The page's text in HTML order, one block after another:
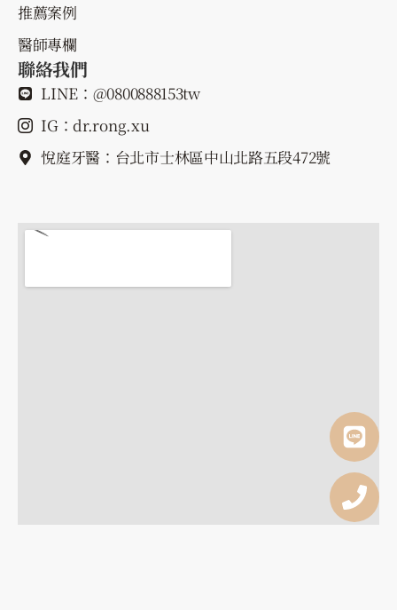
推薦案例
醫師專欄
聯絡我們
LINE：@0800888153tw
IG：dr.rong.xu
悅庭牙醫：台北市士林區中山北路五段472號